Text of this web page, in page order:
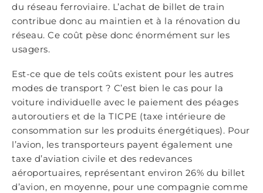
du réseau ferroviaire. L’achat de billet de train
contribue donc au maintien et à la rénovation du
réseau. Ce coût pèse donc énormément sur les
usagers.
Est-ce que de tels coûts existent pour les autres
modes de transport ? C’est bien le cas pour la
voiture individuelle avec le paiement des péages
autoroutiers et de la TICPE (taxe intérieure de
consommation sur les produits énergétiques). Pour
l’avion, les transporteurs payent également une
taxe d’aviation civile et des redevances
aéroportuaires, représentant environ 26% du billet
d’avion, en moyenne, pour une compagnie comme